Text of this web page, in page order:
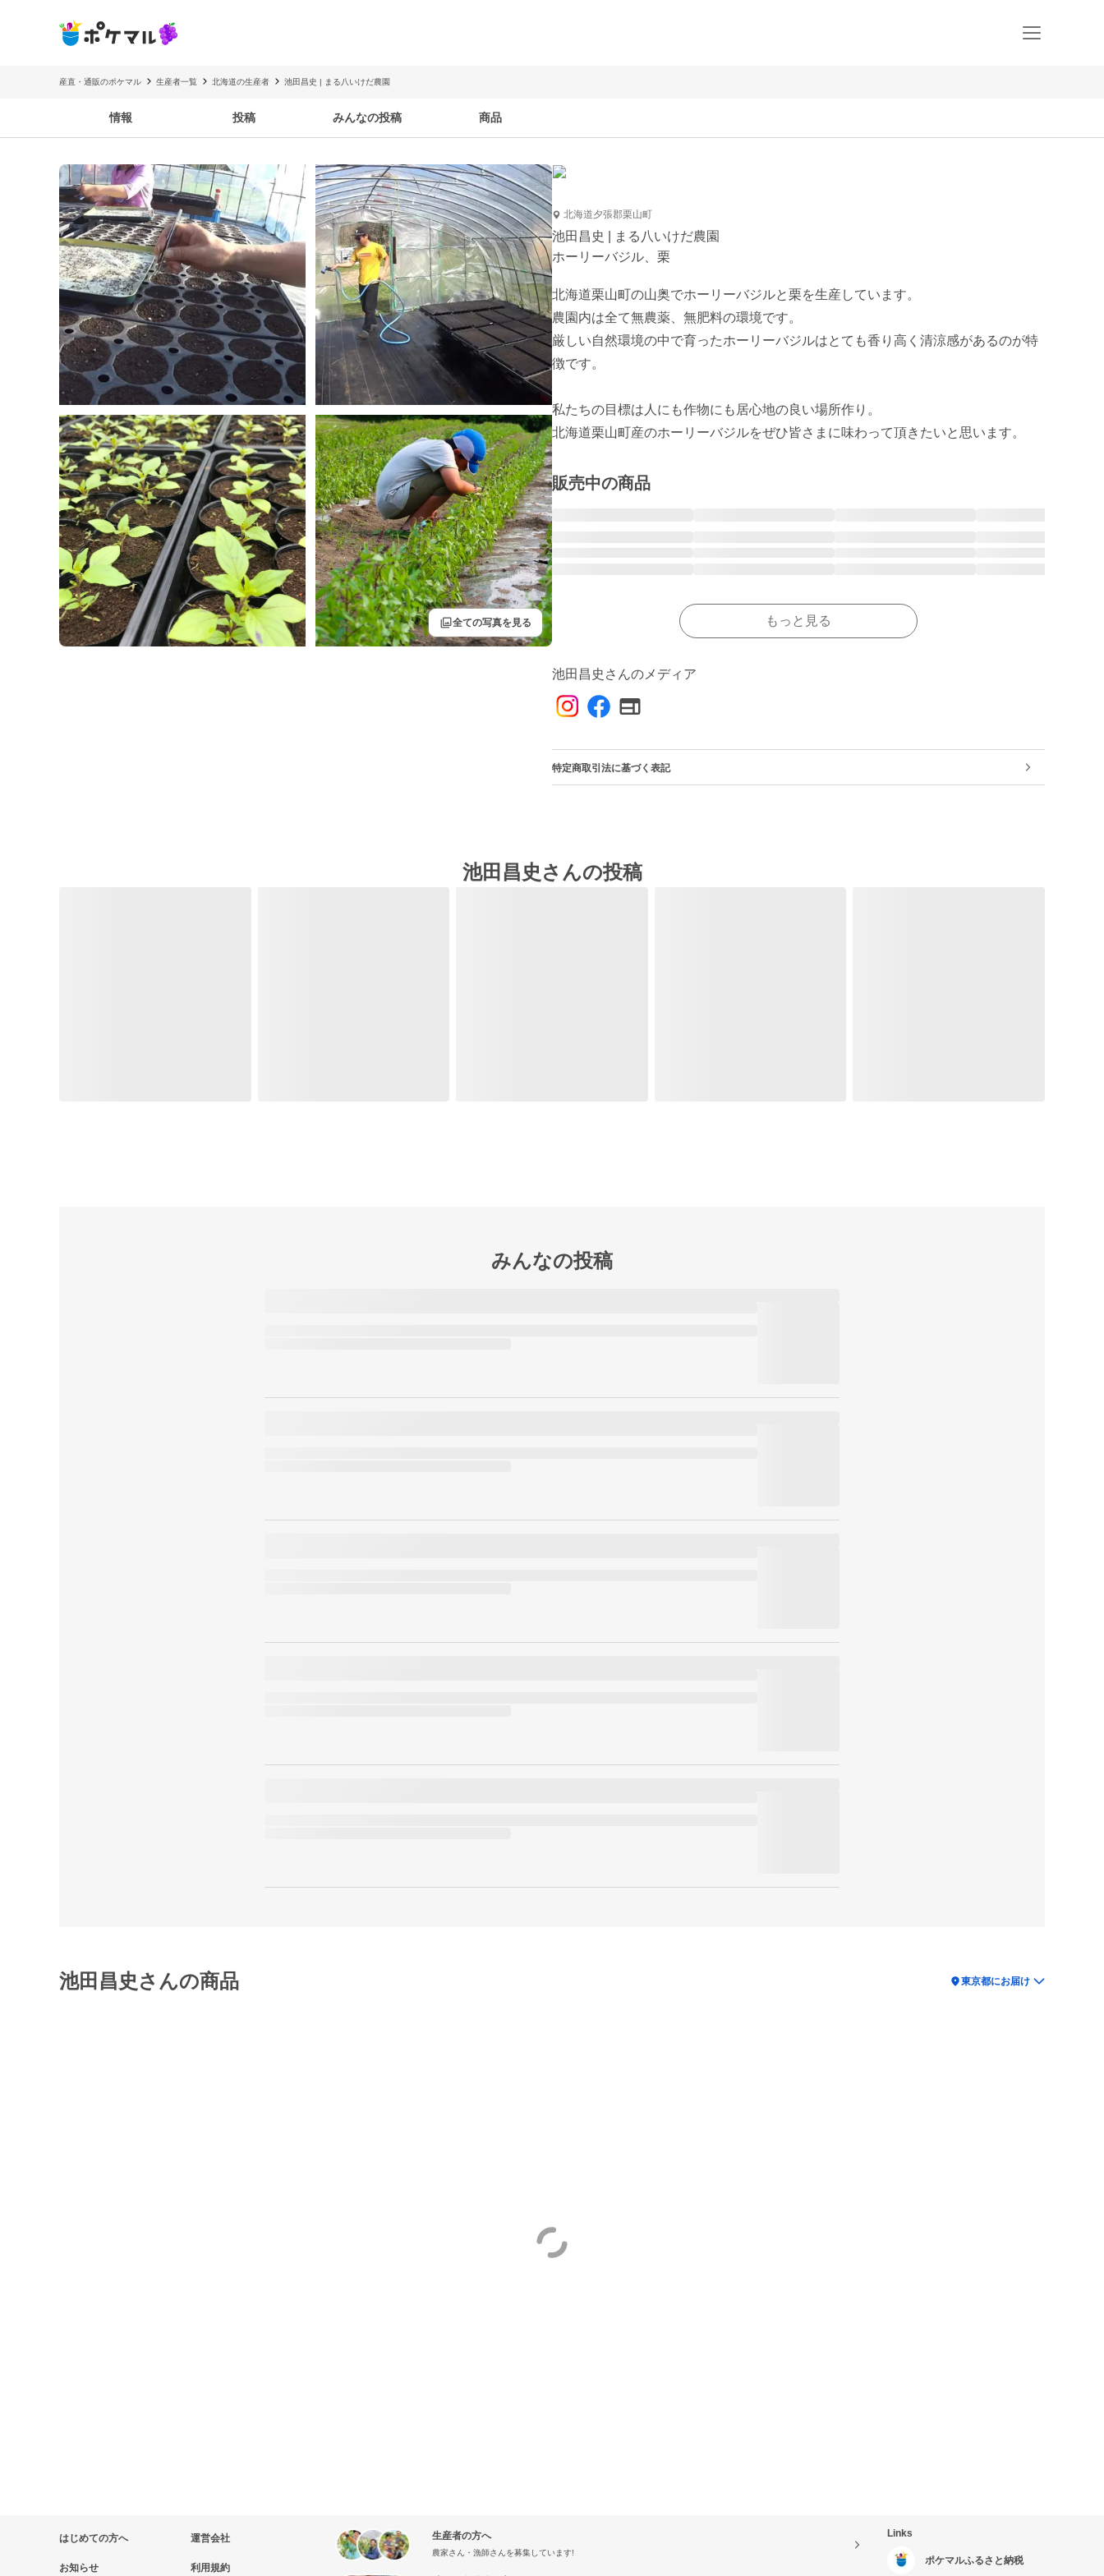
産直・通販のポケマル 生産者一覧 北海道の生産者 池田昌史 | まる八いけだ農園
情報 投稿 みんなの投稿 商品
filter全ての写真を見る
北海道夕張郡栗山町
池田昌史 | まる八いけだ農園
ホーリーバジル、栗
北海道栗山町の山奥でホーリーバジルと栗を生産しています。
農園内は全て無農薬、無肥料の環境です。
厳しい自然環境の中で育ったホーリーバジルはとても香り高く清涼感があるのが特
徴です。
私たちの目標は人にも作物にも居心地の良い場所作り。
北海道栗山町産のホーリーバジルをぜひ皆さまに味わって頂きたいと思います。
販売中の商品
もっと見る
池田昌史さんのメディア
特定商取引法に基づく表記
池田昌史さんの投稿
みんなの投稿
池田昌史さんの商品 location_on東京都にお届け
はじめての方へ
お知らせ
運営会社
利用規約
生産者の方へ
農家さん・漁師さんを募集しています!
Links
ポケマルふるさと納税